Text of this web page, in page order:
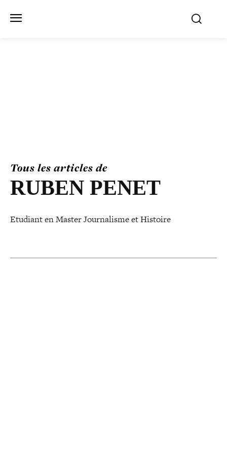
Tous les articles de
RUBEN PENET
Etudiant en Master Journalisme et Histoire